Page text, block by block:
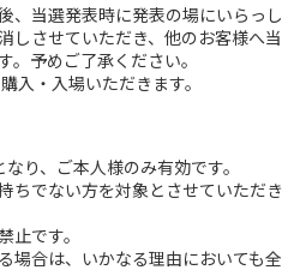
、当選発表時に発表の場にいらっし
しさせていただき、他のお客様へ当
。予めご了承ください。
入・入場いただきます。
り、ご本人様のみ有効です。
ちでない方を対象とさせていただき
止です。
場合は、いかなる理由においても全